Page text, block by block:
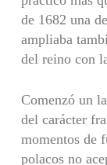
de 1682 una
ampliaba
del reino con
Comenzó un
del carácter
momentos de
polacos no